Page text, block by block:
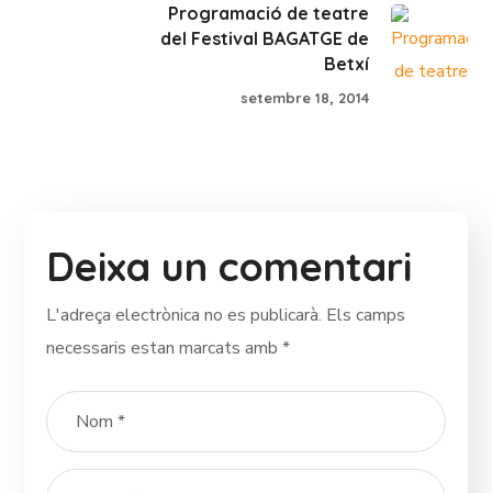
Programació de teatre
del Festival BAGATGE de
Betxí
setembre 18, 2014
Deixa un comentari
L'adreça electrònica no es publicarà. Els camps
necessaris estan marcats amb*